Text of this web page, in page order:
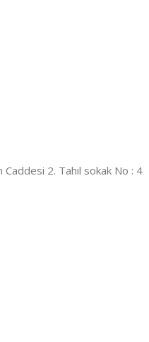
2. Tahıl sokak No : 4